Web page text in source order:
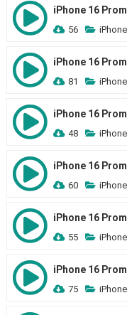
iPhone 16
56 iPhone
iPhone 16
81 iPhone
iPhone 16
48 iPhone
iPhone 16
60 iPhone
iPhone 16
55 iPhone
iPhone 16
75 iPhone